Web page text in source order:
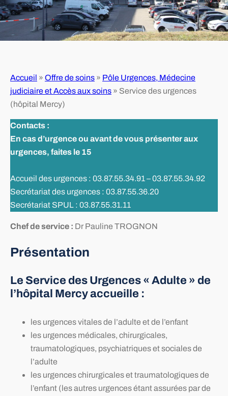
Accueil » Offre de soins » Pôle Urgences, Médecine
judiciaire et Accès aux soins » Service des urgences
(hôpital Mercy)
Contacts :
En cas d’urgence ou avant de vous présenter aux
urgences, faites le 15
Accueil des urgences : 03.87.55.34.91 – 03.87.55.34.92
Secrétariat des urgences : 03.87.55.36.20
Secrétariat SPUL : 03.87.55.31.11
Chef de service : Dr Pauline TROGNON
Présentation
Le Service des Urgences « Adulte » de
l’hôpital Mercyaccueille :
les urgences vitales de l’adulte et de l’enfant
les urgences médicales, chirurgicales,
traumatologiques, psychiatriques et sociales de
l’adulte
les urgences chirurgicales et traumatologiques de
l’enfant (les autres urgences étant assurées par de